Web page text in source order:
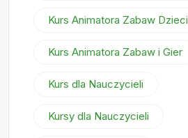
Kurs Animatora Zabaw Dzieci
Kurs Animatora Zabaw i Gier
Kurs dla Nauczycieli
Kursy dla Nauczycieli